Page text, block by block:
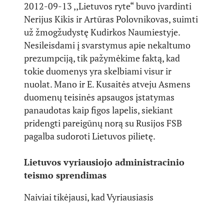
2012-09-13 ,,Lietuvos ryte“ buvo įvardinti
Nerijus Kikis ir Artūras Polovnikovas, suimti
už žmogžudystę Kudirkos Naumiestyje.
Nesileisdami į svarstymus apie nekaltumo
prezumpciją, tik pažymėkime faktą, kad
tokie duomenys yra skelbiami visur ir
nuolat. Mano ir E. Kusaitės atveju Asmens
duomenų teisinės apsaugos įstatymas
panaudotas kaip figos lapelis, siekiant
pridengti pareigūnų norą su Rusijos FSB
pagalba sudoroti Lietuvos pilietę.
Lietuvos vyriausiojo administracinio
teismo sprendimas
Naiviai tikėjausi, kad Vyriausiasis